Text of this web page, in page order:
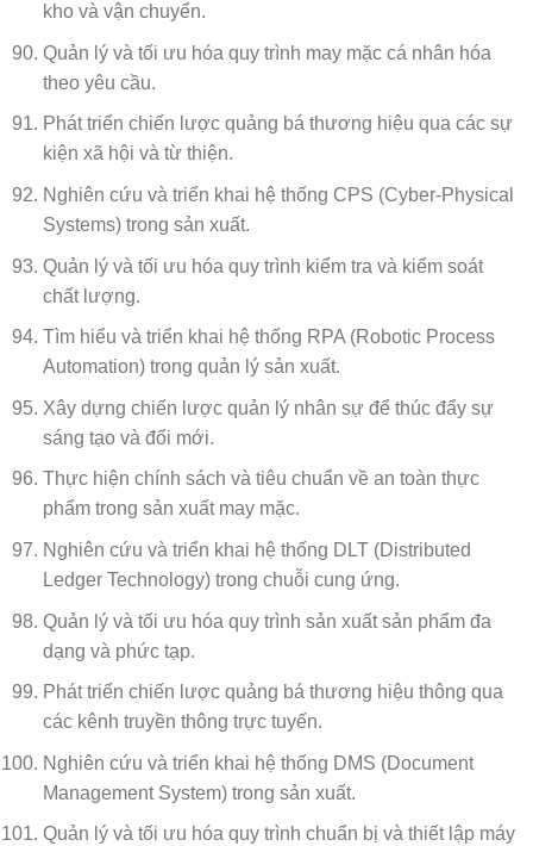
kho và vận chuyển.
Quản lý và tối ưu hóa quy trình may mặc cá nhân hóa
theo yêu cầu.
Phát triển chiến lược quảng bá thương hiệu qua các sự
kiện xã hội và từ thiện.
Nghiên cứu và triển khai hệ thống CPS (Cyber-Physical
Systems) trong sản xuất.
Quản lý và tối ưu hóa quy trình kiểm tra và kiểm soát
chất lượng.
Tìm hiểu và triển khai hệ thống RPA (Robotic Process
Automation) trong quản lý sản xuất.
Xây dựng chiến lược quản lý nhân sự để thúc đẩy sự
sáng tạo và đổi mới.
Thực hiện chính sách và tiêu chuẩn về an toàn thực
phẩm trong sản xuất may mặc.
Nghiên cứu và triển khai hệ thống DLT (Distributed
Ledger Technology) trong chuỗi cung ứng.
Quản lý và tối ưu hóa quy trình sản xuất sản phẩm đa
dạng và phức tạp.
Phát triển chiến lược quảng bá thương hiệu thông qua
các kênh truyền thông trực tuyến.
Nghiên cứu và triển khai hệ thống DMS (Document
Management System) trong sản xuất.
Quản lý và tối ưu hóa quy trình chuẩn bị và thiết lập máy